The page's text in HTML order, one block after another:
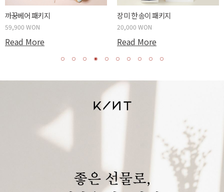
까꿍베어 패키지
59,900 WON
Read More
장미 한 송이 패키지
20,000 WON
Read More